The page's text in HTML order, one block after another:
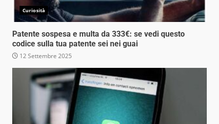
Curiosità
Patente sospesa e multa da 333€: se vedi questo
codice sulla tua patente sei nei guai
12 Settembre 2025